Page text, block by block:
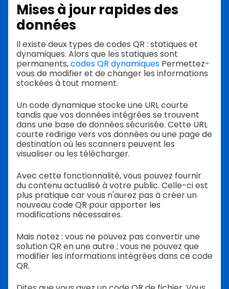
Mises à jour rapides des
données
Il existe deux types de codes QR : statiques et
dynamiques. Alors que les statiques sont
permanents,codes QR dynamiques Permettez-
vous de modifier et de changer les informations
stockées à tout moment.
Un code dynamique stocke une URL courte
tandis que vos données intégrées se trouvent
dans une base de données sécurisée. Cette URL
courte redirige vers vos données ou une page de
destination où les scanners peuvent les
visualiser ou les télécharger.
Avec cette fonctionnalité, vous pouvez fournir
du contenu actualisé à votre public. Celle-ci est
plus pratique car vous n'aurez pas à créer un
nouveau code QR pour apporter les
modifications nécessaires.
Mais notez : vous ne pouvez pas convertir une
solution QR en une autre ; vous ne pouvez que
modifier les informations intégrées dans ce code
QR.